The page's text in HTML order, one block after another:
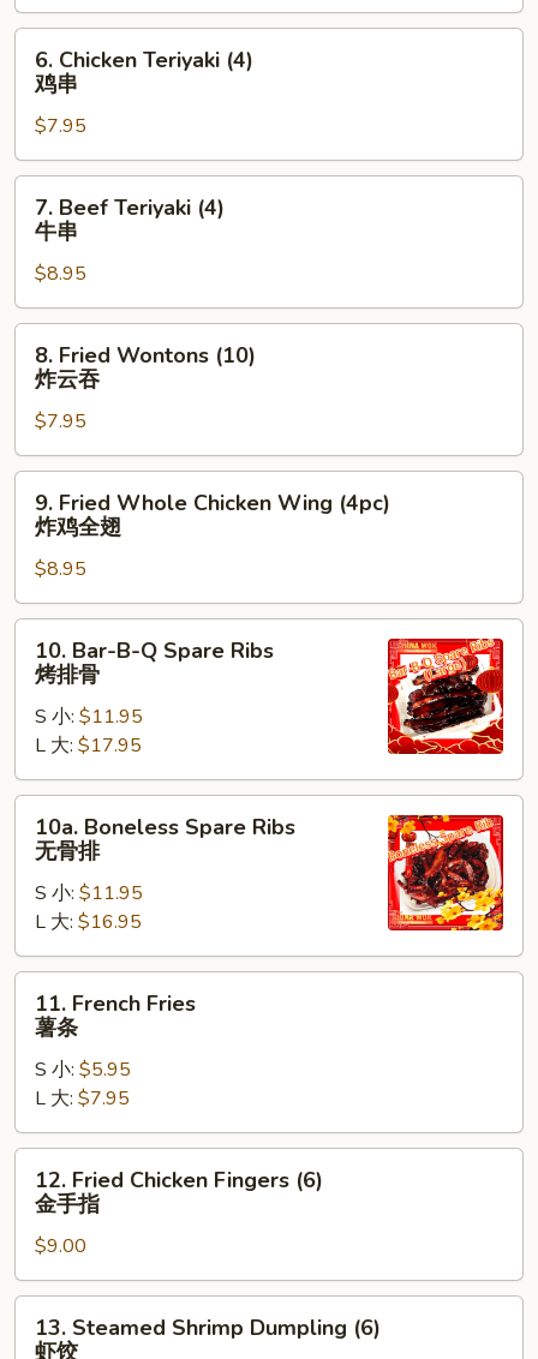
贴
6.
Chicken
Teriyaki
(4)
鸡
串
6. Chicken Teriyaki (4)
鸡串
$7.95
7.
Beef
Teriyaki
(4)
牛
串
7. Beef Teriyaki (4)
牛串
$8.95
8.
Fried
Wontons
(10)
炸
云
8. Fried Wontons (10)
炸云吞
$7.95
9.
Fried
Whole
Chicken
Wing
(4pc)
9. Fried Whole Chicken Wing (4pc)
炸鸡全翅
$8.95
10.
Bar-
B-
Spare
Ribs
烤
10. Bar-B-Q Spare Ribs
烤排骨
S 小: $11.95
L 大: $17.95
10a.
Boneless
Spare
Ribs
骨
排
10a. Boneless Spare Ribs
无骨排
S 小: $11.95
L 大: $16.95
11.
French
Fries
11. French Fries
薯条
S 小: $5.95
L 大: $7.95
12.
Fried
Chicken
Fingers
(6)
金
12. Fried Chicken Fingers (6)
金手指
$9.00
13.
Steamed
13. Steamed Shrimp Dumpling (6)
虾饺